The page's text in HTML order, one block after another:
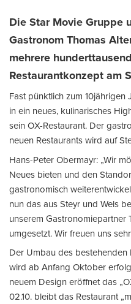
Die Star Movie Gruppe
Gastronom Thomas
mehrere
Restaurantkonzept am
Fast pünktlich zum
in ein neues, kulinarisches
sein OX-Restaurant. Der
neuen Restaurants wird auf
Hans-Peter Obermayr: „Wir
Neues bieten und den
gastronomisch
nun das aus Steyr und Wels
unserem
umgesetzt. Wir freuen uns
Der Umbau des bestehenden
wird ab Anfang Oktober
neuem Design eröffnet das
02.10. bleibt das Restaurant